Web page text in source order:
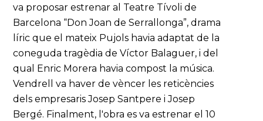
va proposar estrenar al Teatre Tívoli de
Barcelona “Don Joan de Serrallonga”, drama
líric que el mateix Pujols havia adaptat de la
coneguda tragèdia de Víctor Balaguer, i del
qual Enric Morera havia compost la música.
Vendrell va haver de vèncer les reticències
dels empresaris Josep Santpere i Josep
Bergé. Finalment, l'obra es va estrenar el 10